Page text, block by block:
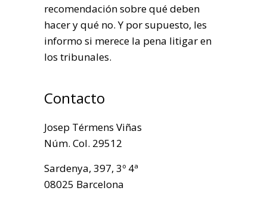
recomendación sobre qué deben
hacer y qué no. Y por supuesto, les
informo si merece la pena litigar en
los tribunales.
Contacto
Josep Térmens Viñas
Núm. Col. 29512
Sardenya, 397, 3º 4ª
08025 Barcelona